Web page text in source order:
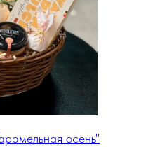
осень"